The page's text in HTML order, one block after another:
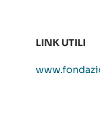
LINK UTILI